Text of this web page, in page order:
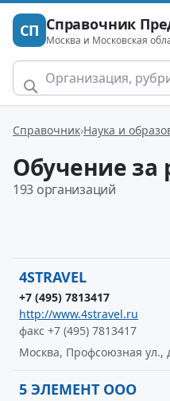
СП Справочник
Москва и Московская
Справочник Наука и
Обучение за
193 организаций
4STRAVEL
+7 (495) 7813417
http://www.4stravel.ru
факс +7 (495) 7813417
Москва, Профсоюзная ул.,
5 ЭЛЕМЕНТ ООО